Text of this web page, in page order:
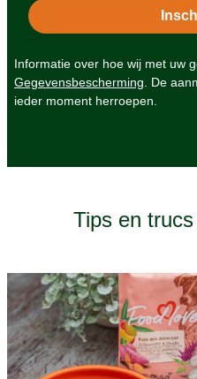
Informatie over hoe wij met uw
Gegevensbescherming . De
ieder moment herroepen.
Tips en